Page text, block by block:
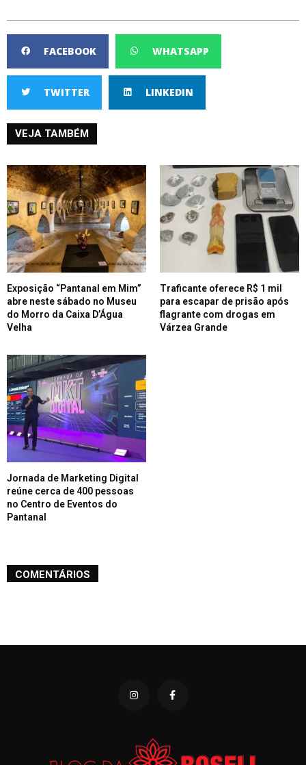
FACEBOOK WHATSAPP
TWITTER LINKEDIN
VEJA TAMBÉM
Exposição “Pantanal em Mim”
abre neste sábado no Museu
do Morro da Caixa D’Água
Velha
Traficante oferece R$ 1 mil
para escapar de prisão após
flagrante com drogas em
Várzea Grande
Jornada de Marketing Digital
reúne cerca de 400 pessoas
no Centro de Eventos do
Pantanal
COMENTÁRIOS